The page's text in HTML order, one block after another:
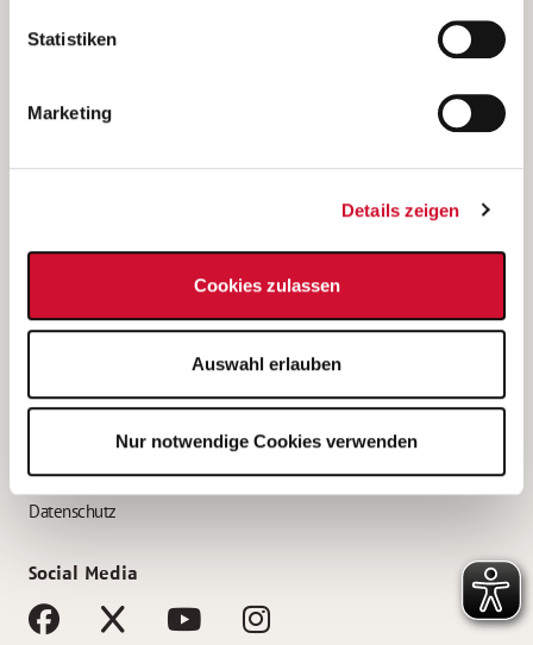
unsererDatenschutzerklärung
Statistiken
Marketing
Details zeigen
Cookies zulassen
Auswahl erlauben
Nur notwendige Cookies verwenden
(Ein Tochterunternehmen des AWO Bezirksverbandes Unterfranken
e.V.)
Bewerbung als Altenpflegehelfer*in
Bewerbung als Erzieher*in
AWO Gliederungen nach Bundesland
Impressum
Datenschutz
Social Media